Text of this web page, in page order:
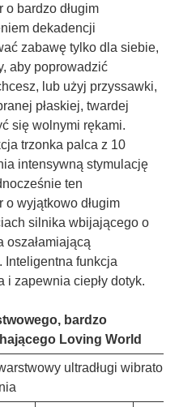
bardzo długim
dekadencji
zabawę tylko dla siebie,
aby poprowadzić
lub użyj przyssawki,
płaskiej, twardej
się wolnymi rękami.
trzonka palca z 10
intensywną stymulację
ten
wyjątkowo długim
silnika wbijającego o
oszałamiającą
Inteligentna funkcja
i zapewnia ciepły dotyk.
bardzo
Loving World
ultradługi wibrator do